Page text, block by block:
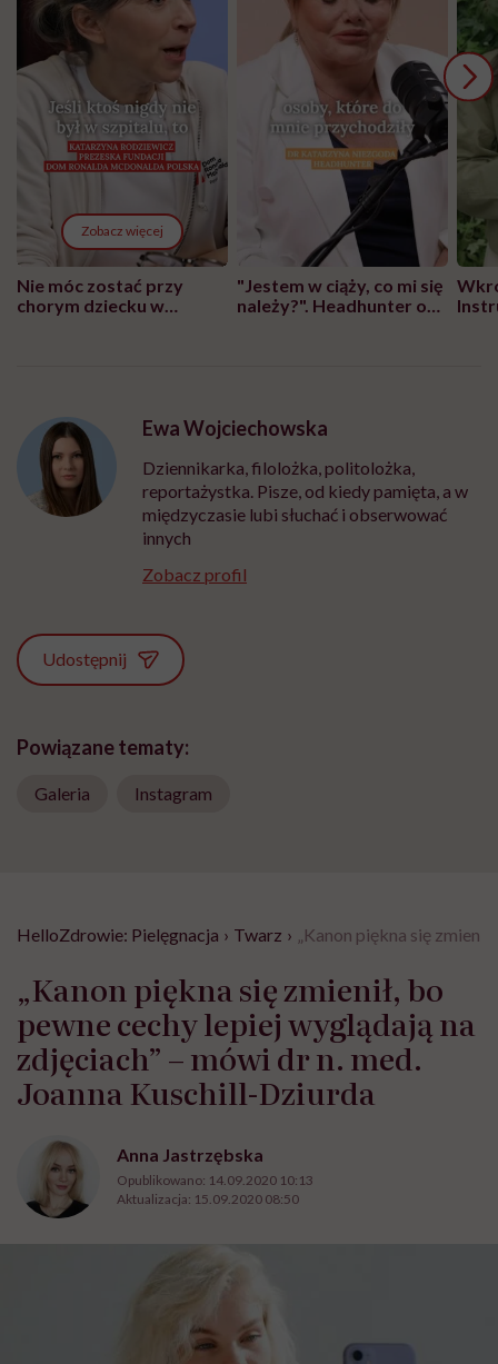
Zobacz więcej
Nie móc zostać przy
chorym dziecku w
"Jestem w ciąży, co mi się
należy?". Headhunter o
Ewa Wojciechowska
Dziennikarka, filolożka, politolożka,
reportażystka. Pisze, od kiedy pamięta, a w
międzyczasie lubi słuchać i obserwować
innych
Zobacz profil
Udostępnij
Powiązane tematy:
Galeria Instagram
HelloZdrowie: Pielęgnacja › Twarz › „Kanon piękna się
„Kanon piękna się zmienił, bo
pewne cechy lepiej wyglądają na
zdjęciach” – mówi dr n. med.
Joanna Kuschill-Dziurda
Anna Jastrzębska
Opublikowano: 14.09.2020 10:13
Aktualizacja: 15.09.2020 08:50